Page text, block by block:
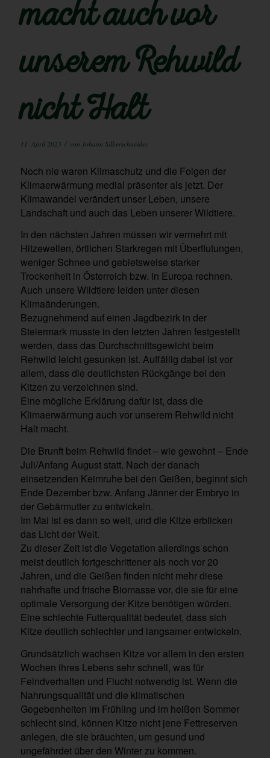
macht auch vor
unserem Rehwild
nicht Halt
11. April 2023 / von Johann Silberschneider
Noch nie waren Klimaschutz und die Folgen der
Klimaerwärmung medial präsenter als jetzt. Der
Klimawandel verändert unser Leben, unsere
Landschaft und auch das Leben unserer Wildtiere.
In den nächsten Jahren müssen wir vermehrt mit
Hitzewellen, örtlichen Starkregen mit Überflutungen,
weniger Schnee und gebietsweise starker
Trockenheit in Österreich bzw. in Europa rechnen.
Auch unsere Wildtiere leiden unter diesen
Klimaänderungen.
Bezugnehmend auf einen Jagdbezirk in der
Steiermark musste in den letzten Jahren festgestellt
werden, dass das Durchschnittsgewicht beim
Rehwild leicht gesunken ist. Auffällig dabei ist vor
allem, dass die deutlichsten Rückgänge bei den
Kitzen zu verzeichnen sind.
Eine mögliche Erklärung dafür ist, dass die
Klimaerwärmung auch vor unserem Rehwild nicht
Halt macht.
Die Brunft beim Rehwild findet – wie gewohnt – Ende
Juli/Anfang August statt. Nach der danach
einsetzenden Keimruhe bei den Geißen, beginnt sich
Ende Dezember bzw. Anfang Jänner der Embryo in
der Gebärmutter zu entwickeln.
Im Mai ist es dann so weit, und die Kitze erblicken
das Licht der Welt.
Zu dieser Zeit ist die Vegetation allerdings schon
meist deutlich fortgeschrittener als noch vor 20
Jahren, und die Geißen finden nicht mehr diese
nahrhafte und frische Biomasse vor, die sie für eine
optimale Versorgung der Kitze benötigen würden.
Eine schlechte Futterqualität bedeutet, dass sich
Kitze deutlich schlechter und langsamer entwickeln.
Grundsätzlich wachsen Kitze vor allem in den ersten
Wochen ihres Lebens sehr schnell, was für
Feindverhalten und Flucht notwendig ist. Wenn die
Nahrungsqualität und die klimatischen
Gegebenheiten im Frühling und im heißen Sommer
schlecht sind, können Kitze nicht jene Fettreserven
anlegen, die sie bräuchten, um gesund und
ungefährdet über den Winter zu kommen.